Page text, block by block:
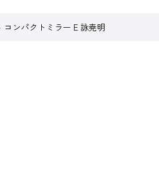
ンパクトミラー E 詠尭明